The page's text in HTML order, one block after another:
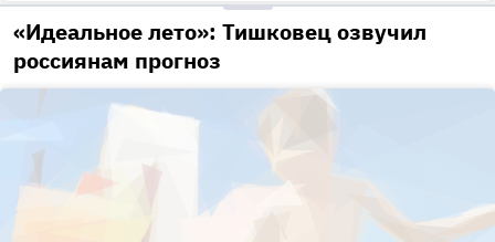
«Идеальное лето»: Тишковец озвучил
россиянам прогноз